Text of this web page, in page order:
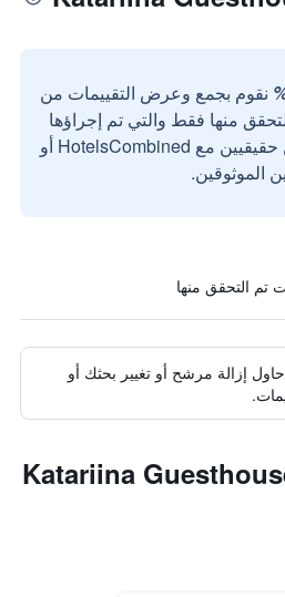
نقوم بجمع وعرض التقييمات من
منها فقط والتي تم إجراؤها
بواسطة مستخدمين حقيقيين مع HotelsCombined أو
الموثوقين.
إزالة مرشح أو تغيير بحثك أو